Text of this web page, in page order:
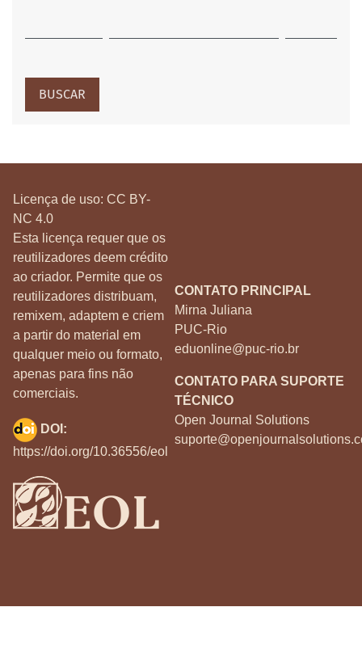
BUSCAR
Licença de uso: CC BY-
NC 4.0
Esta licença requer que os
reutilizadores deem crédito
ao criador. Permite que os
reutilizadores distribuam,
remixem, adaptem e criem
a partir do material em
qualquer meio ou formato,
apenas para fins não
comerciais.
CONTATO PRINCIPAL
Mirna Juliana
PUC-Rio
eduonline@puc-rio.br
CONTATO PARA SUPORTE
TÉCNICO
Open Journal Solutions
DOI:
https://doi.org/10.36556/eol